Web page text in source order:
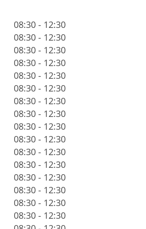
08:30 - 12:30
08:30 - 12:30
08:30 - 12:30
08:30 - 12:30
08:30 - 12:30
08:30 - 12:30
08:30 - 12:30
08:30 - 12:30
08:30 - 12:30
08:30 - 12:30
08:30 - 12:30
08:30 - 12:30
08:30 - 12:30
08:30 - 12:30
08:30 - 12:30
08:30 - 12:30